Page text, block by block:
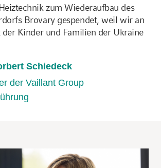
zum Wiederaufbau des
Brovary gespendet, weil wir an
Kinder und Familien der Ukraine
Schiedeck
der Vaillant Group